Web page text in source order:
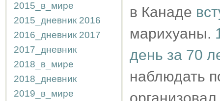
2015_в_мире
2015_дневник 2016
2016_дневник 2017
2017_дневник
2018_в_мире
2018_дневник
2019_в_мире
в Канаде
марихуаны.
день за 70
наблюдать